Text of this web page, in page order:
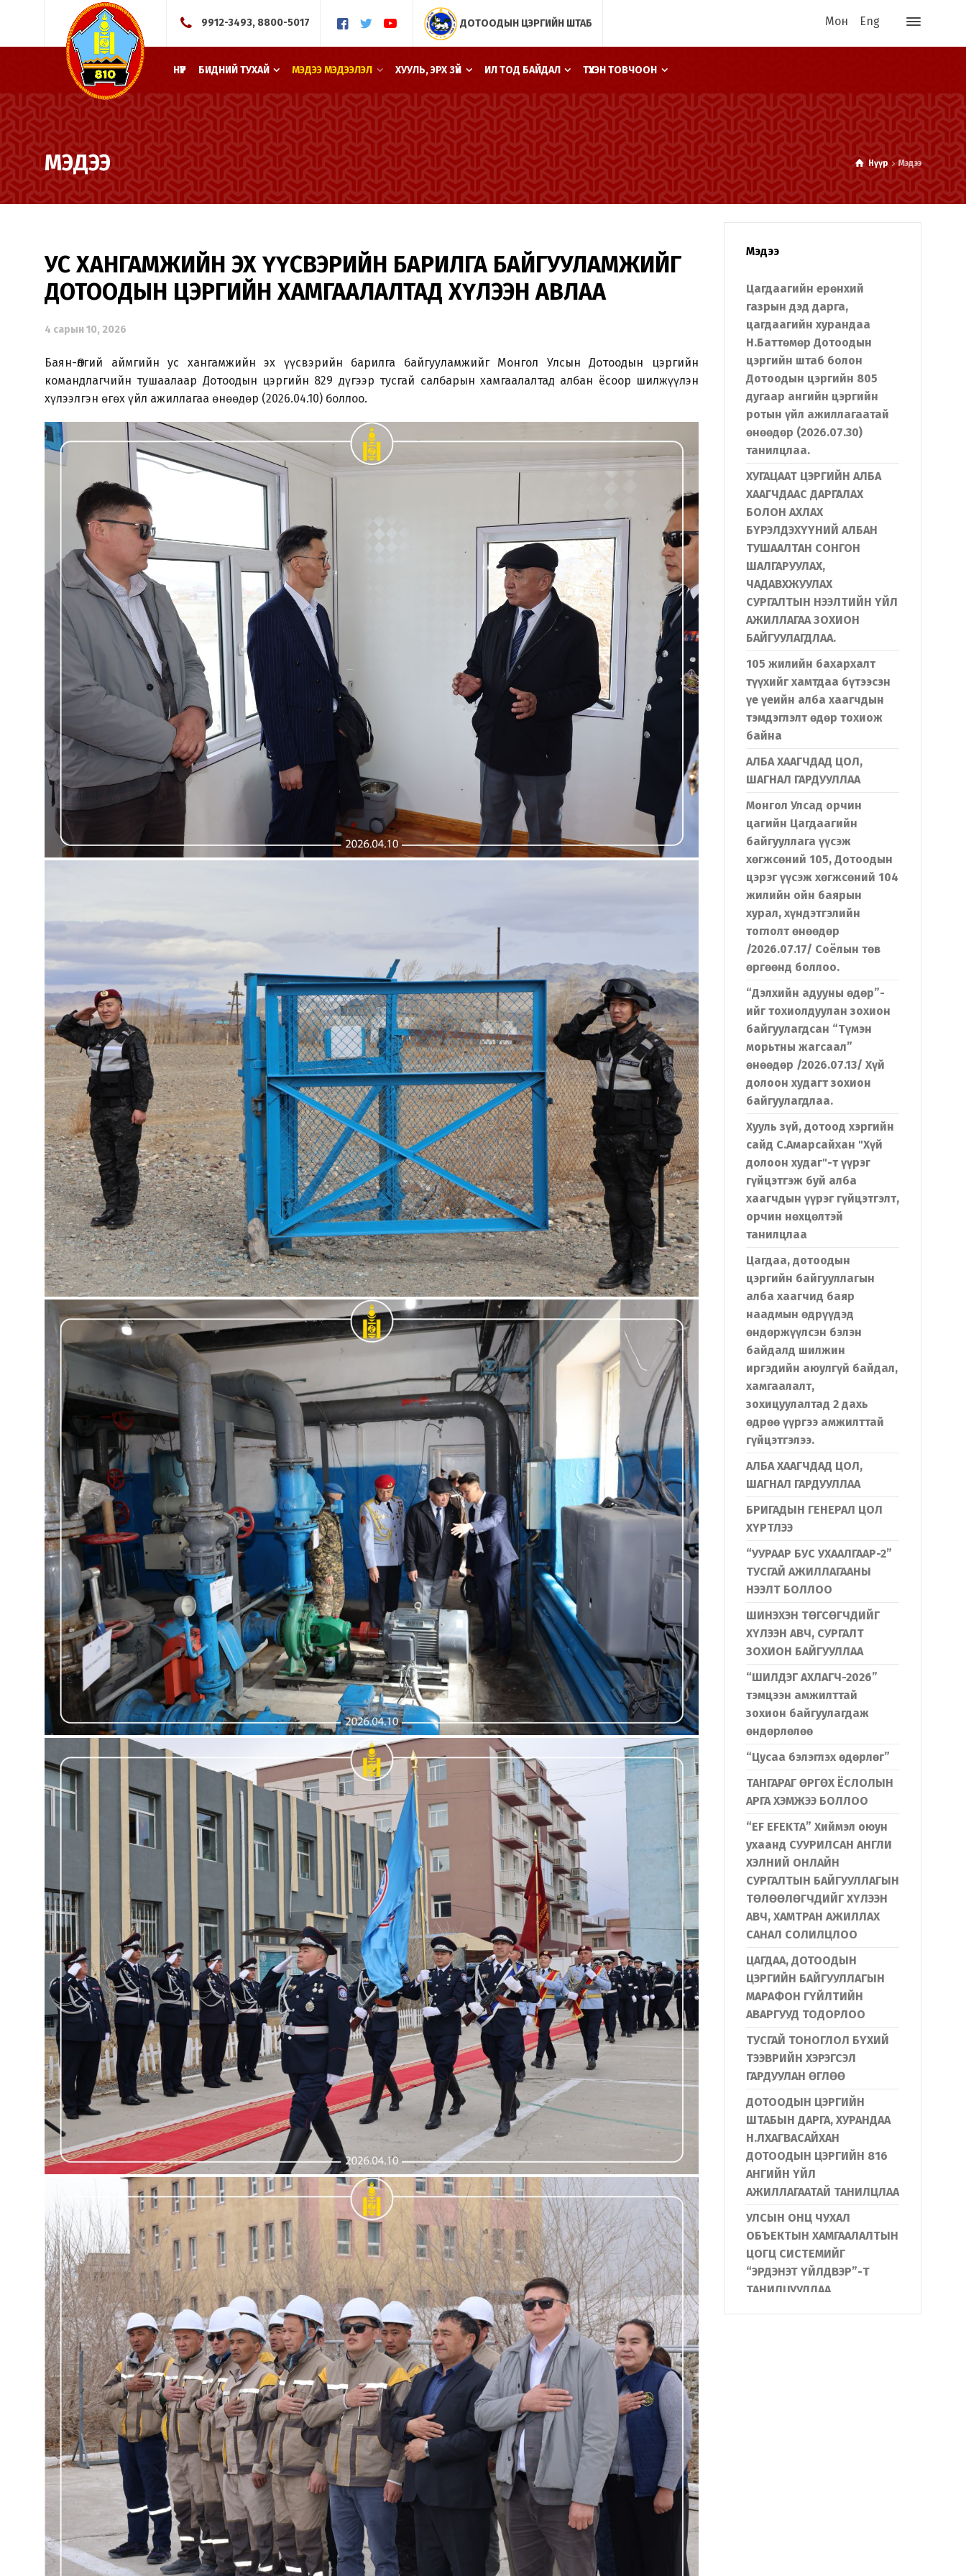
9912-3493, 8800-5017 ДОТООДЫН ЦЭРГИЙН ШТАБ Мон Eng
НҮҮР БИДНИЙ ТУХАЙ МЭДЭЭ МЭДЭЭЛЭЛ ХУУЛЬ, ЭРХ ЗҮЙ ИЛ ТОД БАЙДАЛ ТҮҮХЭН ТОВЧООН
МЭДЭЭ Нүүр Мэдээ
УС ХАНГАМЖИЙН ЭХ ҮҮСВЭРИЙН БАРИЛГА БАЙГУУЛАМЖИЙГ
ДОТООДЫН ЦЭРГИЙН ХАМГААЛАЛТАД ХҮЛЭЭН АВЛАА
4 сарын 10, 2026
Баян-Өлгий аймгийн ус хангамжийн эх үүсвэрийн барилга байгууламжийг Монгол Улсын Дотоодын цэргийн
командлагчийн тушаалаар Дотоодын цэргийн 829 дүгээр тусгай салбарын хамгаалалтад албан ёсоор шилжүүлэн
хүлээлгэн өгөх үйл ажиллагаа өнөөдөр (2026.04.10) боллоо.
Мэдээ
Цагдаагийн ерөнхий
газрын дэд дарга,
цагдаагийн хурандаа
Н.Баттөмөр Дотоодын
цэргийн штаб болон
Дотоодын цэргийн 805
дугаар ангийн цэргийн
ротын үйл ажиллагаатай
өнөөдөр (2026.07.30)
танилцлаа.
ХУГАЦААТ ЦЭРГИЙН АЛБА
ХААГЧДААС ДАРГАЛАХ
БОЛОН АХЛАХ
БҮРЭЛДЭХҮҮНИЙ АЛБАН
ТУШААЛТАН СОНГОН
ШАЛГАРУУЛАХ,
ЧАДАВХЖУУЛАХ
СУРГАЛТЫН НЭЭЛТИЙН ҮЙЛ
АЖИЛЛАГАА ЗОХИОН
БАЙГУУЛАГДЛАА.
105 жилийн бахархалт
түүхийг хамтдаа бүтээсэн
үе үеийн алба хаагчдын
тэмдэглэлт өдөр тохиож
байна
АЛБА ХААГЧДАД ЦОЛ,
ШАГНАЛ ГАРДУУЛЛАА
Монгол Улсад орчин
цагийн Цагдаагийн
байгууллага үүсэж
хөгжсөний 105, Дотоодын
цэрэг үүсэж хөгжсөний 104
жилийн ойн баярын
хурал, хүндэтгэлийн
тоглолт өнөөдөр
/2026.07.17/ Соёлын төв
өргөөнд боллоо.
“Дэлхийн адууны өдөр”-
ийг тохиолдуулан зохион
байгуулагдсан “Түмэн
морьтны жагсаал”
өнөөдөр /2026.07.13/ Хүй
долоон худагт зохион
байгуулагдлаа.
Хууль зүй, дотоод хэргийн
сайд С.Амарсайхан "Хүй
долоон худаг"-т үүрэг
гүйцэтгэж буй алба
хаагчдын үүрэг гүйцэтгэлт,
орчин нөхцөлтэй
танилцлаа
Цагдаа, дотоодын
цэргийн байгууллагын
алба хаагчид баяр
наадмын өдрүүдэд
өндөржүүлсэн бэлэн
байдалд шилжин
иргэдийн аюулгүй байдал,
хамгаалалт,
зохицуулалтад 2 дахь
өдрөө үүргээ амжилттай
гүйцэтгэлээ.
АЛБА ХААГЧДАД ЦОЛ,
ШАГНАЛ ГАРДУУЛЛАА
БРИГАДЫН ГЕНЕРАЛ ЦОЛ
ХҮРТЛЭЭ
“УУРААР БУС УХААЛГААР-2”
ТУСГАЙ АЖИЛЛАГААНЫ
НЭЭЛТ БОЛЛОО
ШИНЭХЭН ТӨГСӨГЧДИЙГ
ХҮЛЭЭН АВЧ, СУРГАЛТ
ЗОХИОН БАЙГУУЛЛАА
“ШИЛДЭГ АХЛАГЧ-2026”
тэмцээн амжилттай
зохион байгуулагдаж
өндөрлөлөө
“Цусаа бэлэглэх өдөрлөг”
ТАНГАРАГ ӨРГӨХ ЁСЛОЛЫН
АРГА ХЭМЖЭЭ БОЛЛОО
“EF EFEKTA” Хиймэл оюун
ухаанд СУУРИЛСАН АНГЛИ
ХЭЛНИЙ ОНЛАЙН
СУРГАЛТЫН БАЙГУУЛЛАГЫН
ТӨЛӨӨЛӨГЧДИЙГ ХҮЛЭЭН
АВЧ, ХАМТРАН АЖИЛЛАХ
САНАЛ СОЛИЛЦЛОО
ЦАГДАА, ДОТООДЫН
ЦЭРГИЙН БАЙГУУЛЛАГЫН
МАРАФОН ГҮЙЛТИЙН
АВАРГУУД ТОДОРЛОО
ТУСГАЙ ТОНОГЛОЛ БҮХИЙ
ТЭЭВРИЙН ХЭРЭГСЭЛ
ГАРДУУЛАН ӨГЛӨӨ
ДОТООДЫН ЦЭРГИЙН
ШТАБЫН ДАРГА, ХУРАНДАА
Н.ЛХАГВАСАЙХАН
ДОТООДЫН ЦЭРГИЙН 816
АНГИЙН ҮЙЛ
АЖИЛЛАГААТАЙ ТАНИЛЦЛАА
УЛСЫН ОНЦ ЧУХАЛ
ОБЪЕКТЫН ХАМГААЛАЛТЫН
ЦОГЦ СИСТЕМИЙГ
“ЭРДЭНЭТ ҮЙЛДВЭР”-Т
ТАНИЛЦУУЛЛАА
Хэл солих
Монгол English